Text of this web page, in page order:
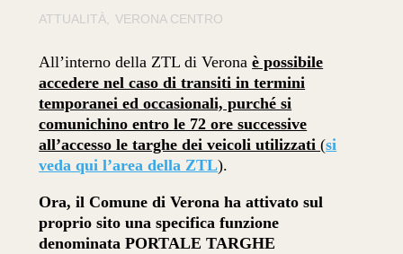
ATTUALITÀ VERONA CENTRO
All’interno della ZTL di Veronaè possibile
accedere nel caso di transiti in termini
temporanei ed occasionali, purché si
comunichino entro le 72 ore successive
all’accesso le targhe dei veicoli utilizzati(si
veda qui l’area della ZTL).
Ora, il Comune di Verona ha attivato sul
proprio sito una specifica funzione
denominata PORTALE TARGHE